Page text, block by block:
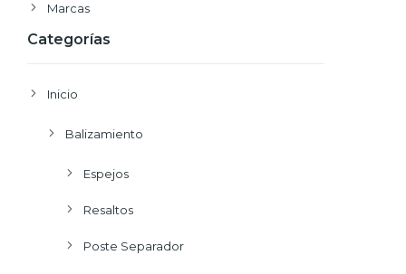
Marcas
Categorías
Inicio
Balizamiento
Espejos
Resaltos
Poste Separador